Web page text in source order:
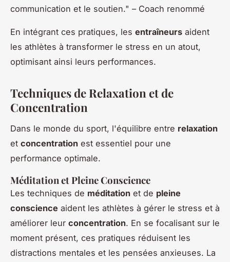
communication et le soutien." – Coach renommé
En intégrant ces pratiques, les entraîneurs aident
les athlètes à transformer le stress en un atout,
optimisant ainsi leurs performances.
Techniques de Relaxation et de
Concentration
Dans le monde du sport, l'équilibre entre relaxation
et concentration est essentiel pour une
performance optimale.
Méditation et Pleine Conscience
Les techniques de méditation et de pleine
conscience aident les athlètes à gérer le stress et à
améliorer leur concentration. En se focalisant sur le
moment présent, ces pratiques réduisent les
distractions mentales et les pensées anxieuses. La